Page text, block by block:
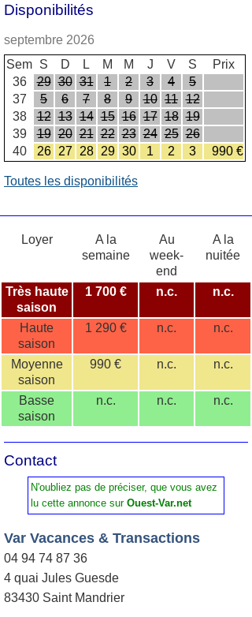
Disponibilités
septembre 2026
Sem S D L M M J V S
Prix
36
29 30 31 1 2 3 4
5
37
5 6 7 8 9 10 11 12
38
12 13 14 15 16 17 18 19
39
19 20 21 22 23 24 25 26
40
26 27 28 29 30 1 2 3 990 €
Toutes les disponibilités
Loyer
A la
semaine
Au
week-
end
A la
nuitée
Très haute
saison
1 700 € n.c. n.c.
Haute
saison
1 290 € n.c. n.c.
Moyenne
saison
990 € n.c. n.c.
Basse
saison
n.c. n.c. n.c.
Contact
N'oubliez pas de préciser, que vous avez
lu cette annonce sur Ouest-Var.net
Var Vacances & Transactions
04 94 74 87 36
4 quai Jules Guesde
83430 Saint Mandrier